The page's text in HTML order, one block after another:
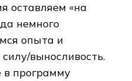
оставляем «на
немного
опыта и
выносливость.
в программу